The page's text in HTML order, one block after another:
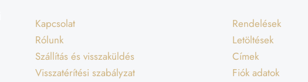
Kapcsolat
Rólunk
Szállítás és visszaküldés
Visszatérítési szabályzat
Rendelések
Letöltések
Címek
Fiók adatok